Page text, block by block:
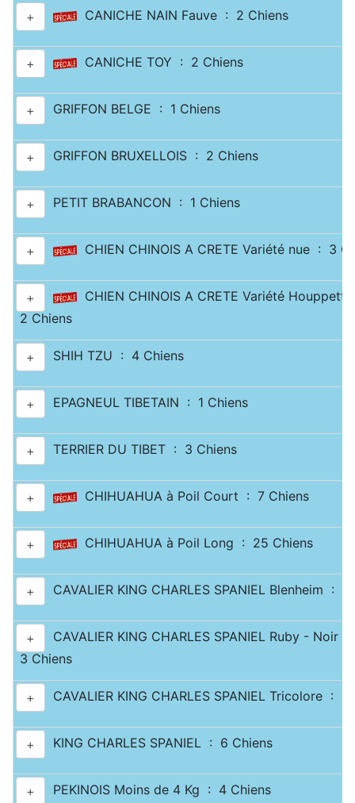
+ CANICHE NAIN Fauve : 2 Chiens
+ CANICHE TOY : 2 Chiens
+ GRIFFON BELGE : 1 Chiens
+ GRIFFON BRUXELLOIS : 2 Chiens
+ PETIT BRABANCON : 1 Chiens
+ CHIEN CHINOIS A CRETE Variété nue : 3
+
CHIEN CHINOIS A CRETE Variété
2 Chiens
+ SHIH TZU : 4 Chiens
+ EPAGNEUL TIBETAIN : 1 Chiens
+ TERRIER DU TIBET : 3 Chiens
+ CHIHUAHUA à Poil Court : 7 Chiens
+ CHIHUAHUA à Poil Long : 25 Chiens
+ CAVALIER KING CHARLES SPANIEL Blenheim :
+
CAVALIER KING CHARLES SPANIEL Ruby - Noir
3 Chiens
+ CAVALIER KING CHARLES SPANIEL Tricolore : 3
+ KING CHARLES SPANIEL : 6 Chiens
+ PEKINOIS Moins de 4 Kg : 4 Chiens